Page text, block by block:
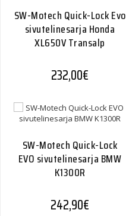
SW-Motech Quick-Lock Evo
sivutelinesarja Honda
XL650V Transalp
232,00€
SW-Motech Quick-Lock
EVO sivutelinesarja BMW
K1300R
242,90€